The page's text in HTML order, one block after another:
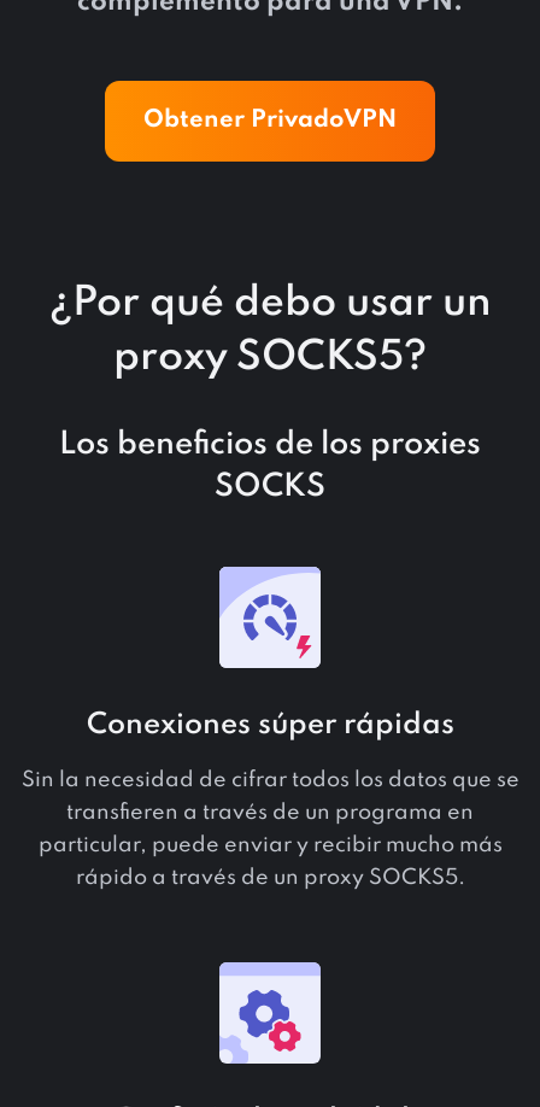
Obtener PrivadoVPN
¿Por qué debo usar un
proxy SOCKS5?
Los beneficios de los proxies
SOCKS
Conexiones súper rápidas
Sin la necesidad de cifrar todos los datos que se
transfieren a través de un programa en
particular, puede enviar y recibir mucho más
rápido a través de un proxy SOCKS5.